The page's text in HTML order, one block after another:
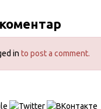
in to post a comment.